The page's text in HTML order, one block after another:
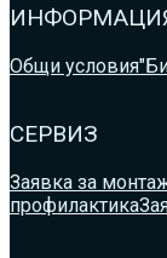
Общи условия
СЕРВИЗ
Заявка за
профилактика